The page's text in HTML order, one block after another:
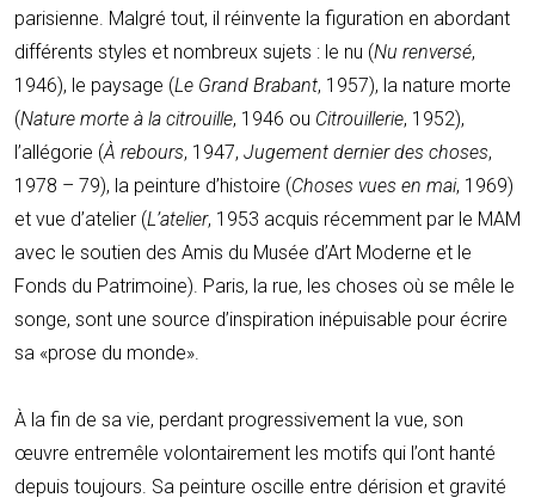
parisienne. Malgré tout, il réinvente la figuration en abordant
différents styles et nombreux sujets : le nu (Nu renversé,
1946), le paysage (Le Grand Brabant, 1957), la nature morte
(Nature morte à la citrouille, 1946 ou Citrouillerie, 1952),
l’allégorie (À rebours, 1947, Jugement dernier des choses,
1978 – 79), la peinture d’histoire (Choses vues en mai, 1969)
et vue d’atelier (L’atelier, 1953 acquis récemment par le MAM
avec le soutien des Amis du Musée d’Art Moderne et le
Fonds du Patrimoine). Paris, la rue, les choses où se mêle le
songe, sont une source d’inspiration inépuisable pour écrire
sa «prose du monde».
À la fin de sa vie, perdant progressivement la vue, son
œuvre entremêle volontairement les motifs qui l’ont hanté
depuis toujours. Sa peinture oscille entre dérision et gravité